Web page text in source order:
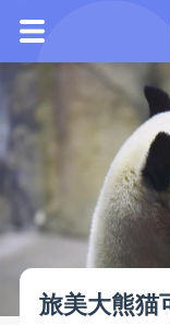
旅美大熊猫